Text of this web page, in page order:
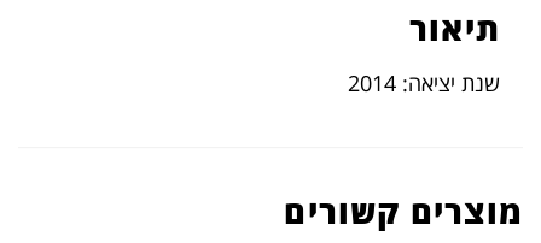
תיאור
שנת יציאה: 2014
מוצרים קשורים